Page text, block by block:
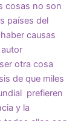
cosas no son
países del
causas
otra cosa
de que miles
prefieren
y la